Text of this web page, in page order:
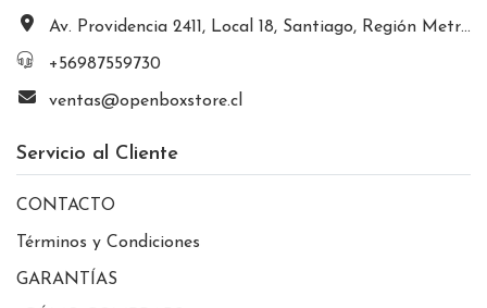
Av. Providencia 2411, Local 18, Santiago, Región Metropolitana, Chile
+56987559730
ventas@openboxstore.cl
Servicio al Cliente
CONTACTO
Términos y Condiciones
GARANTÍAS